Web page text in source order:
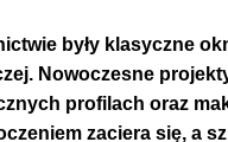
były klasyczne
Nowoczesne
profilach oraz
zaciera się, a